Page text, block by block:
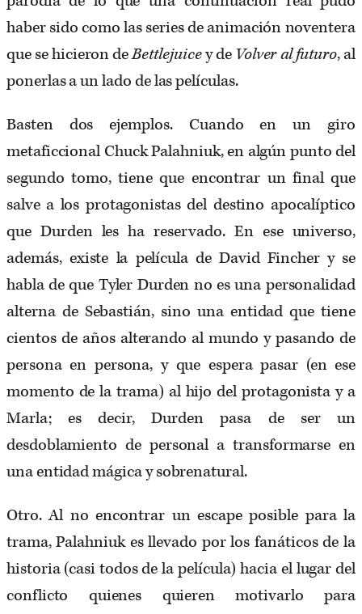
haber sido como las series de animación noventera
que se hicieron deBettlejuicey de Volver al futuro, al
ponerlas a un lado de las películas.
Basten dos ejemplos. Cuando en un giro
metaficcional Chuck Palahniuk, en algún punto del
segundo tomo, tiene que encontrar un final que
salve a los protagonistas del destino apocalíptico
que Durden les ha reservado. En ese universo,
además, existe la película de David Fincher y se
habla de que Tyler Durden no es una personalidad
alterna de Sebastián, sino una entidad que tiene
cientos de años alterando al mundo y pasando de
persona en persona, y que espera pasar (en ese
momento de la trama) al hijo del protagonista y a
Marla; es decir, Durden pasa de ser un
desdoblamiento de personal a transformarse en
una entidad mágica y sobrenatural.
Otro. Al no encontrar un escape posible para la
trama, Palahniuk es llevado por los fanáticos de la
historia (casi todos de la película) hacia el lugar del
conflicto quienes quieren motivarlo para